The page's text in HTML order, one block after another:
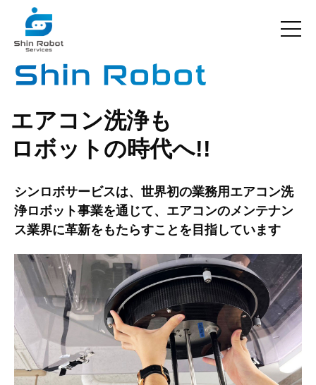
エアコン洗浄も
ロボットの時代へ!!
シンロボサービスは、世界初の業務用エアコン洗
浄ロボット事業を通じて、 エアコンのメンテナン
ス業界に革新をもたらすことを目指しています